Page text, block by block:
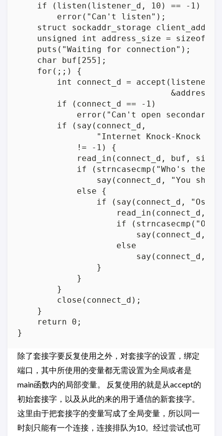
    if (listen(listener_d, 10) == -1)
        error("Can't listen");
    struct sockaddr_storage client_addr;
unsigned int address_size = sizeof
    puts("Waiting for connection");
    char buf[255];
    for(;;) {
int connect_d =
        if (connect_d == -1)
error("Can't open secondary
        if (say(connect_d,
"Internet Knock-Knock
            != -1) {
read_in(connect_d, buf,
if (strncasecmp("Who's
say(connect_d, "You
            else {
if (say(connect_d,
read_in(connect_d,
if
say(connect_d,
                    else
say(connect_d,
                }
            }
        }
        close(connect_d);
    }
    return 0;
除了套接字要反复使用之外，对套接字的设置，绑定
端口，其中所使用的变量都无需设置为全局或者是
main函数内的局部变量。 反复使用的就是从accept的
初始套接字，以及从此的来的用于通信的新套接字。
这里由于把套接字的变量写成了全局变量，所以同一
时刻只能有一个连接，连接排队为10。经过尝试也可